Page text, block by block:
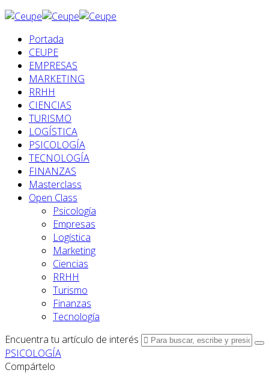
Portada
CEUPE
EMPRESAS
MARKETING
RRHH
CIENCIAS
TURISMO
LOGÍSTICA
PSICOLOGÍA
TECNOLOGÍA
FINANZAS
Masterclass
Open Class
Psicología
Empresas
Logística
Marketing
Ciencias
RRHH
Turismo
Finanzas
Tecnología
Encuentra tu artículo de interés
PSICOLOGÍA
Compártelo